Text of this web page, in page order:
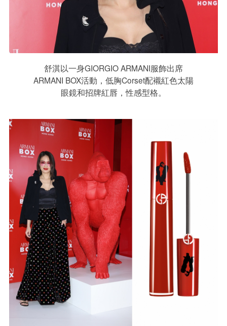
舒淇以一身GIORGIO ARMANI服飾出席
ARMANI BOX活動，低胸Corset配襯紅色太陽
眼鏡和招牌紅唇，性感型格。